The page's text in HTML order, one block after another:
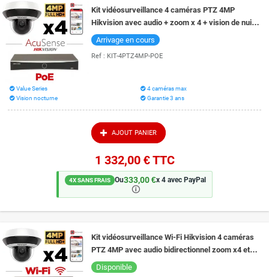
Kit vidéosurveillance 4 caméras PTZ 4MP
Hikvision avec audio + zoom x 4 + vision de nuit
20 mètres technologie EXIR 2.0
Arrivage en cours
Ref : KIT-4PTZ4MP-POE
Value Series
Vision nocturne
4 caméras max
Garantie 3 ans
AJOUT PANIER
1 332,00 €TTC
4X SANS FRAIS Ou333,00 €x 4 avec PayPal
🛈
Kit vidéosurveillance Wi-Fi Hikvision 4 caméras
PTZ 4MP avec audio bidirectionnel zoom x4 et
vision de nuit 20 m EXIR 2.0
Disponible